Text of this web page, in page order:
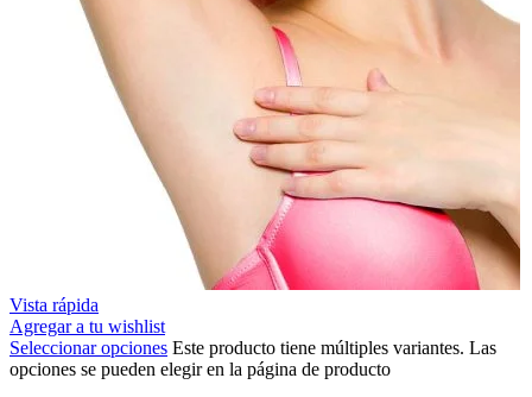
Vista rápida
Agregar a tu wishlist
Seleccionar opciones Este producto tiene múltiples variantes. Las
opciones se pueden elegir en la página de producto